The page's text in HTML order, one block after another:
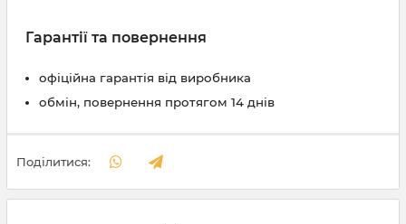
Гарантії та повернення
офіційна гарантія від виробника
обмін, повернення протягом 14 днів
Поділитися: